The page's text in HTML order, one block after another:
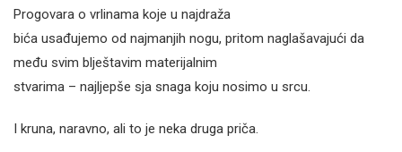
Progovara o vrlinama koje u najdraža
bića usađujemo od najmanjih nogu, pritom naglašavajući da
među svim blještavim materijalnim
stvarima – najljepše sja snaga koju nosimo u srcu.
I kruna, naravno, ali to je neka druga priča.